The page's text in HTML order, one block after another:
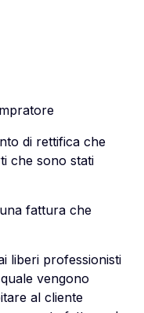
di rettifica che
che sono stati
fattura che
liberi professionisti
vengono
al cliente